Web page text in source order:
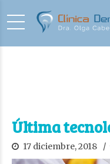
Última
17 diciembre, 2018